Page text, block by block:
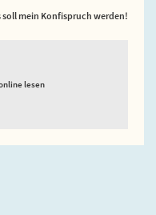
soll mein Konfispruch werden!
lesen